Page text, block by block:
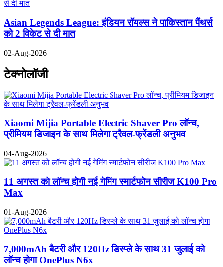
Asian Legends League: इंडियन रॉयल्स ने पाकिस्तान पैंथर्स
को 2 विकेट से दी मात
02-Aug-2026
टेक्नोलॉजी
Xiaomi Mijia Portable Electric Shaver Pro लॉन्च,
प्रीमियम डिजाइन के साथ मिलेगा ट्रैवल-फ्रेंडली अनुभव
04-Aug-2026
11 अगस्त को लॉन्च होगी नई गेमिंग स्मार्टफोन सीरीज K100 Pro
Max
01-Aug-2026
7,000mAh बैटरी और 120Hz डिस्प्ले के साथ 31 जुलाई को
लॉन्च होगा OnePlus N6x